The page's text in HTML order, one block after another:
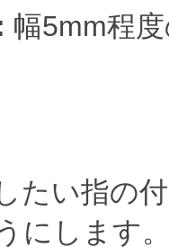
幅5mm程
たい指の
にします